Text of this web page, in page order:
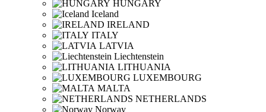
HUNGARY
Iceland
IRELAND
ITALY
LATVIA
Liechtenstein
LITHUANIA
LUXEMBOURG
MALTA
NETHERLANDS
Norway